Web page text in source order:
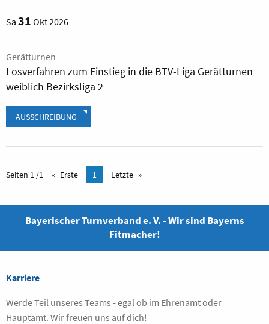
Sa 31 Okt 2026
Gerätturnen
Losverfahren zum Einstieg in die BTV-Liga Gerätturnen
weiblich Bezirksliga 2
AUSSCHREIBUNG
Seiten 1 /1 Erste 1 Letzte
Bayerischer Turnverband e. V. - Wir sind Bayerns
Fitmacher!
Karriere
Werde Teil unseres Teams - egal ob im Ehrenamt oder
Hauptamt. Wir freuen uns auf dich!